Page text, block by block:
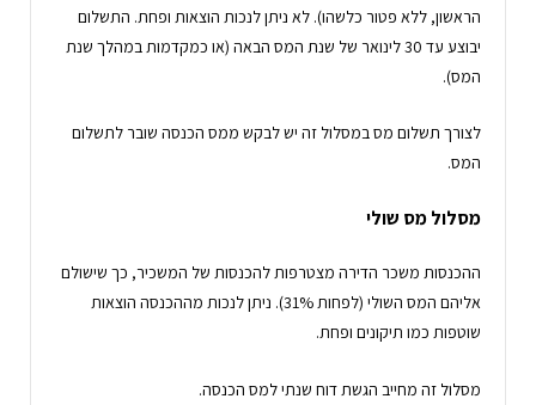
הראשון, ללא פטור כלשהו). לא ניתן לנכות הוצאות ופחת. התשלום
יבוצע עד 30 לינואר של שנת המס הבאה (או כמקדמות במהלך שנת
המס).
לצורך תשלום מס במסלול זה יש לבקש ממס הכנסה שובר לתשלום
המס.
מסלול מס שולי
ההכנסות משכר הדירה מצטרפות להכנסות של המשכיר, כך שישולם
אליהם המס השולי (לפחות 31%). ניתן לנכות מההכנסה הוצאות
שוטפות כמו תיקונים ופחת.
מסלול זה מחייב הגשת דוח שנתי למס הכנסה.